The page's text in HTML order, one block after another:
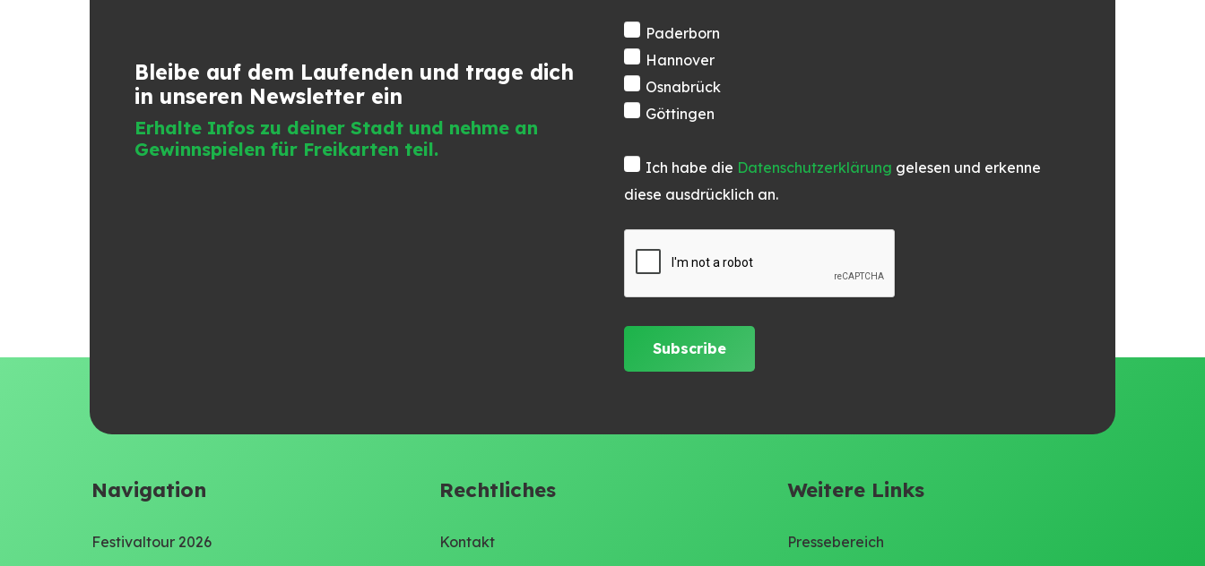
Bleibe auf dem Laufenden und trage dich
in unseren Newsletter ein
Erhalte Infos zu deiner Stadt und nehme an
Gewinnspielen für Freikarten teil.
Paderborn
Hannover
Osnabrück
Göttingen
Ich habe die Datenschutzerklärung gelesen und erkenne
diese ausdrücklich an.
Navigation
Festivaltour 2026
Rechtliches
Kontakt
Weitere Links
Pressebereich